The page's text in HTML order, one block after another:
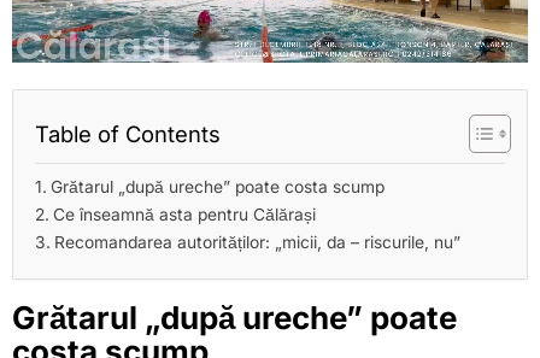
Table of Contents
Grătarul „după ureche” poate costa scump
Ce înseamnă asta pentru Călărași
Recomandarea autorităților: „micii, da – riscurile, nu”
Grătarul „după ureche” poate